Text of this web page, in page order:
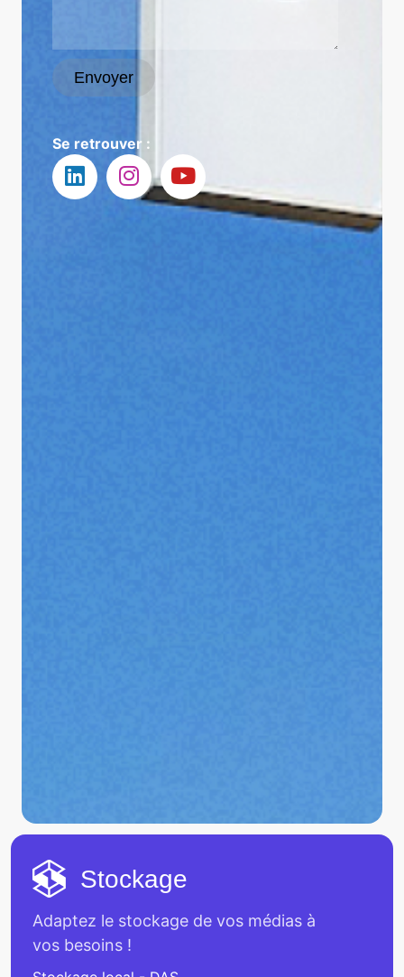
Stockage
Adaptez le stockage de vos médias à
vos besoins !
Envoyer
Se retrouver :